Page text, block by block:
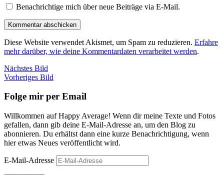
Benachrichtige mich über neue Beiträge via E-Mail.
Diese Website verwendet Akismet, um Spam zu reduzieren. Erfahre
mehr darüber, wie deine Kommentardaten verarbeitet werden.
Nächstes Bild
Vorheriges Bild
Folge mir per Email
Willkommen auf Happy Average! Wenn dir meine Texte und Fotos
gefallen, dann gib deine E-Mail-Adresse an, um den Blog zu
abonnieren. Du erhältst dann eine kurze Benachrichtigung, wenn
hier etwas Neues veröffentlicht wird.
E-Mail-Adresse